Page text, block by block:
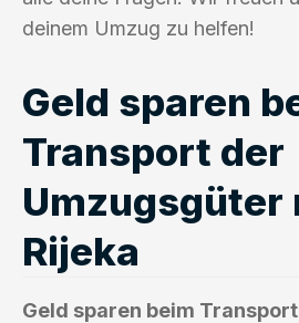
deinem Umzug zu helfen!
Geld sparen
Transport der
Umzugsgüter
Rijeka
Geld sparen beim